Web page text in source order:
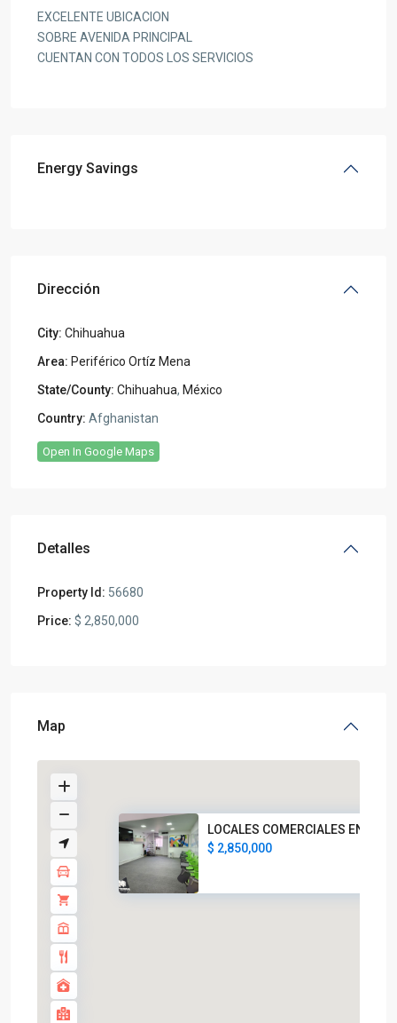
EXCELENTE UBICACION
SOBRE AVENIDA PRINCIPAL
CUENTAN CON TODOS LOS SERVICIOS
Energy Savings
Dirección
City: Chihuahua
Area: Periférico Ortíz Mena
State/County: Chihuahua, México
Country: Afghanistan
Open In Google Maps
Detalles
Property Id: 56680
Price: $ 2,850,000
Map
LOCALES COMERCIALES EN
$ 2,850,000